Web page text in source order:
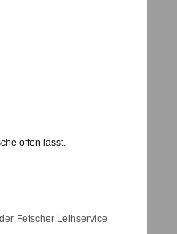
offen lässt.
Fetscher Leihservice